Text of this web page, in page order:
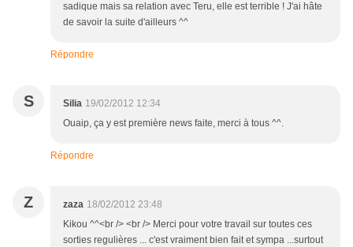
sadique mais sa relation avec Teru, elle est terrible ! J'ai hâte
de savoir la suite d'ailleurs ^^
Répondre
S Silia 19/02/2012 12:34
Ouaip, ça y est première news faite, merci à tous ^^.
Répondre
Z zaza 18/02/2012 23:48
Kikou ^^<br /> <br /> Merci pour votre travail sur toutes ces
sorties regulières ... c'est vraiment bien fait et sympa ...surtout